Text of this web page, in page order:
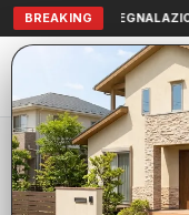
BREAKING
Aranova •
PORTALE UTILE AL